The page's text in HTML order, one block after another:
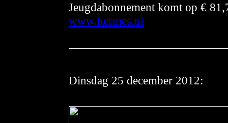
Jeugdabonnement komt op €
www.hermes.nl
Dinsdag 25 december 2012: